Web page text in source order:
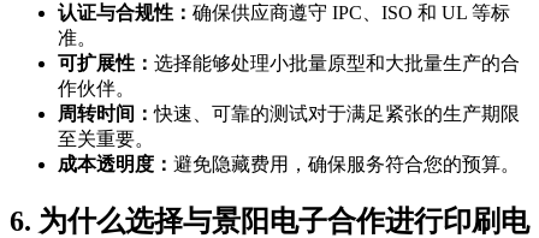
认证与合规性： 确保供应商遵守 IPC、ISO 和 UL 等标
准。
可扩展性： 选择能够处理小批量原型和大批量生产的合
作伙伴。
周转时间：快速、可靠的测试对于满足紧张的生产期限
至关重要。
成本透明度： 避免隐藏费用，确保服务符合您的预算。
6. 为什么选择与景阳电子合作进行印刷电